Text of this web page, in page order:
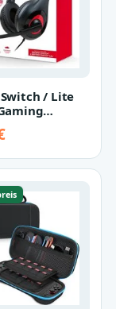
/ Lite
V1 schwarz
Zubehör…